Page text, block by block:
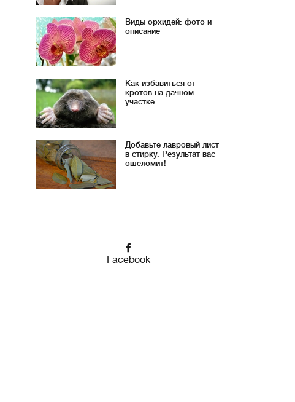
Виды орхидей: фото и
описание
Как избавиться от
кротов на дачном
участке
Добавьте лавровый лист
в стирку. Результат вас
ошеломит!
Facebook